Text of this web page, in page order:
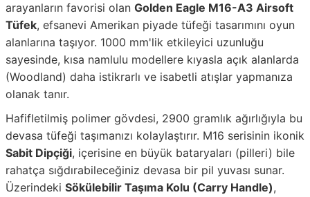
arayanların favorisi olan Golden Eagle M16-A3 Airsoft
Tüfek, efsanevi Amerikan piyade tüfeği tasarımını oyun
alanlarına taşıyor. 1000 mm'lik etkileyici uzunluğu
sayesinde, kısa namlulu modellere kıyasla açık alanlarda
(Woodland) daha istikrarlı ve isabetli atışlar yapmanıza
olanak tanır.
Hafifletilmiş polimer gövdesi, 2900 gramlık ağırlığıyla bu
devasa tüfeği taşımanızı kolaylaştırır. M16 serisinin ikonik
Sabit Dipçiği, içerisine en büyük bataryaları (pilleri) bile
rahatça sığdırabileceğiniz devasa bir pil yuvası sunar.
Üzerindeki Sökülebilir Taşıma Kolu (Carry Handle),